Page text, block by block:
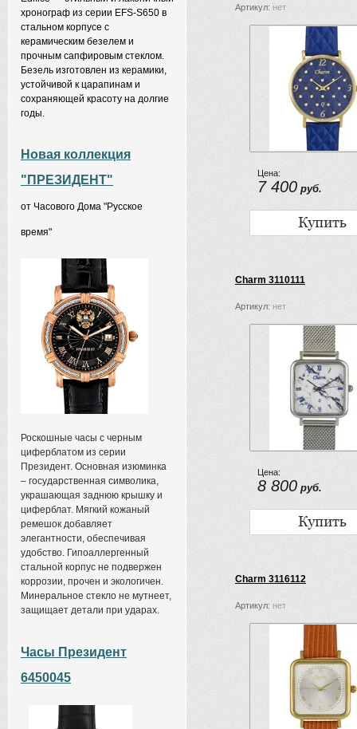
Артикул: нет
Цена:
7 400 руб.
Charm 3110111
Артикул: нет
Цена:
8 800 руб.
Charm 3116112
Артикул: нет
хронограф из серии EFS-S650 в
стальном корпусе с
керамическим безелем и
прочным сапфировым стеклом.
Безель изготовлен из керамики,
устойчивой к царапинам и
сохраняющей красоту на долгие
годы.
Новая коллекция
"ПРЕЗИДЕНТ"
от Часового Дома "Русское
время"
Роскошные часы с черным
циферблатом из серии
Президент. Основная изюминка
– государственная символика,
украшающая заднюю крышку и
циферблат. Мягкий кожаный
ремешок добавляет
элегантности, обеспечивая
удобство. Гипоаллергенный
стальной корпус не подвержен
коррозии, прочен и экологичен.
Минеральное стекло не мутнеет,
защищает детали при ударах.
Часы Президент
6450045